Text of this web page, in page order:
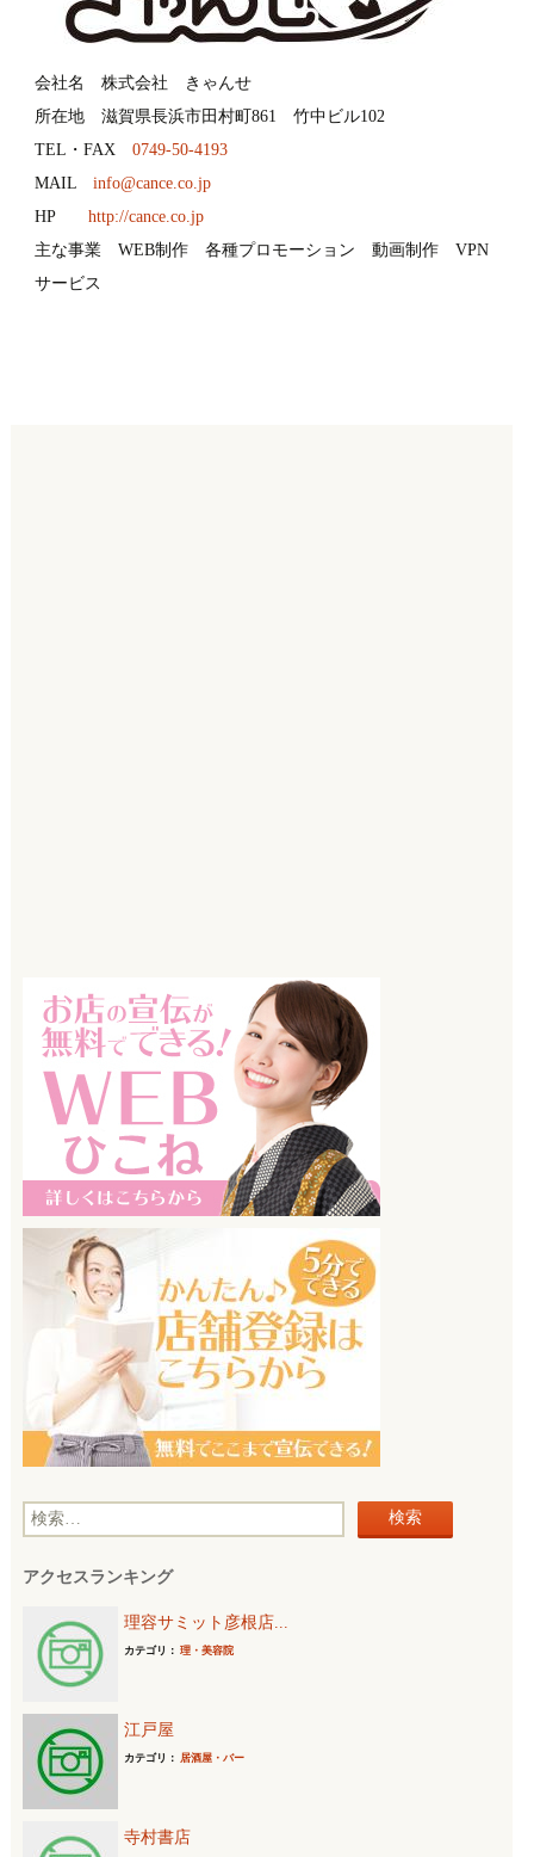
会社名 株式会社 きゃんせ
所在地 滋賀県長浜市田村町861 竹中ビル102
TEL・FAX 0749-50-4193
MAIL info@cance.co.jp
HP http://cance.co.jp
主な事業 WEB制作 各種プロモーション 動画制作 VPN
サービス
検
:アクセスランキング
理容サミット彦根店...
カテゴリ： 理・美容院
江戸屋
カテゴリ： 居酒屋・バー
寺村書店